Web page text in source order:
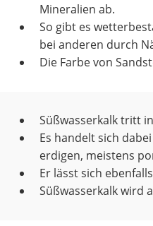
Mineralien ab.
So gibt es
bei anderen durch
Die Farbe von
Süßwasserkalk tritt
Es handelt sich
erdigen, meistens
Er lässt sich
Süßwasserkalk wird